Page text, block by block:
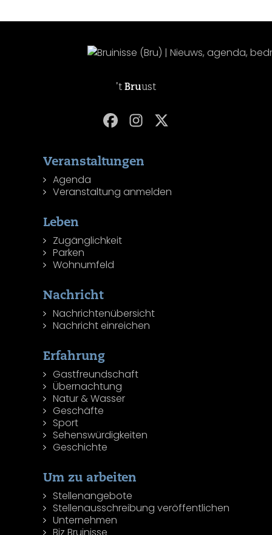
't Bruust
Veranstaltungen
Agenda
Veranstaltung anmelden
Leben
Zugänglichkeit
Parken
Wohnumfeld
Nachricht
Nachrichtenübersicht
Nachricht einreichen
Erfahrung
Gastfreundschaft
Übernachtung
Natur & Wasser
Geschäfte
Sport
Sehenswürdigkeiten
Geschichte
Um zu arbeiten
Stellenangebote
Stellenausschreibung veröffentlichen
Unternehmen